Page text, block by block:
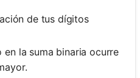
de tus dígitos
en la suma binaria ocurre